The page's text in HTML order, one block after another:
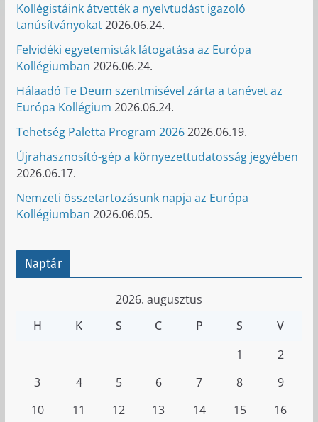
Kollégistáink átvették a nyelvtudást igazoló
tanúsítványokat2026.06.24.
Felvidéki egyetemisták látogatása az Európa
Kollégiumban 2026.06.24.
Hálaadó Te Deum szentmisével zárta a tanévet az
Európa Kollégium 2026.06.24.
Tehetség Paletta Program 20262026.06.19.
Újrahasznosító-gép a környezettudatosság jegyében
2026.06.17.
Nemzeti összetartozásunk napja az Európa
Kollégiumban 2026.06.05.
Naptár
2026. augusztus
H
K S C P S V
1
2
3
4 5 6 7 8
9
10
11 12 13 14 15
16